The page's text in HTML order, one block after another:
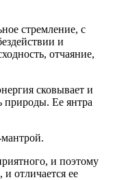
стремление, с
и
отчаяние,
сковывает и
природы. Ее янтра
мантрой.
и поэтому
отличается ее